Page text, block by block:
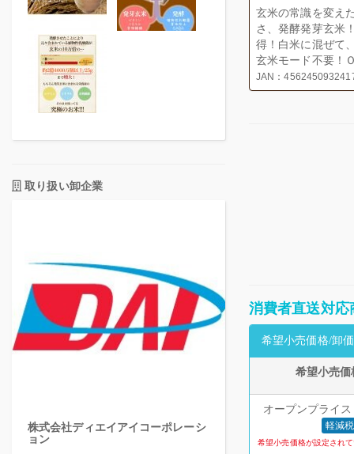
取り扱い卸企業
株式会社ディエイアイコーポレーシ
ョン
玄米の常識を変え
さ、発酵発芽玄米
得！白米に混ぜて
玄米モード不要！
JAN：
消費者直送対応
希望小売価格/卸
希望小売価
オープンプライ
軽減
希望小売価格が設定され